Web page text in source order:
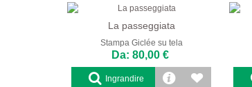
La passeggiata
Stampa Giclée su tela
Da: 80,00 €
Ingrandire